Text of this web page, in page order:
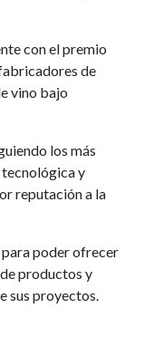
con el premio
de
vino bajo
los más
tecnológica y
reputación a la
poder ofrecer
productos y
sus proyectos.